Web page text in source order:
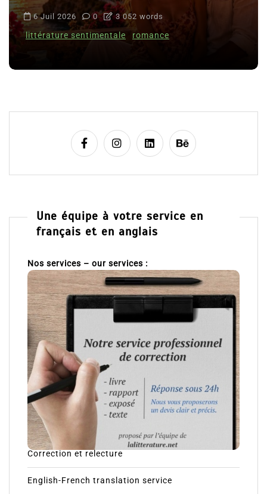
6 Juil 2026 0 3 052 words
littérature sentimentale romance
Une équipe à votre service en
français et en anglais
Nos services – our services :
Correction et relecture
English-French translation service